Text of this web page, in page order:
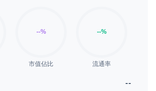
市值佔比 流通率
--